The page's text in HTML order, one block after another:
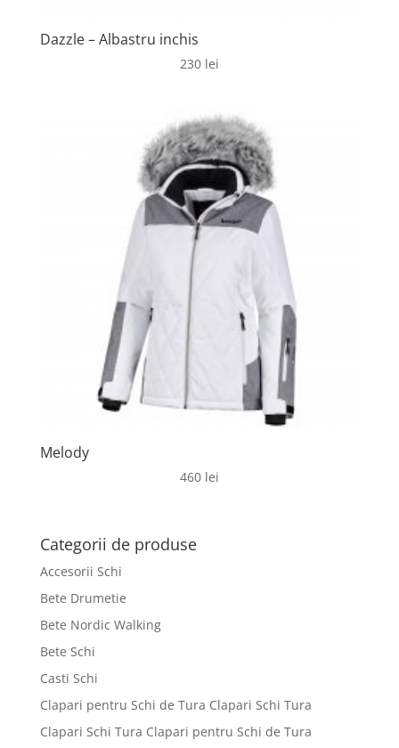
Dazzle – Albastru inchis
230 lei
Melody
460 lei
Categorii de produse
Accesorii Schi
Bete Drumetie
Bete Nordic Walking
Bete Schi
Casti Schi
Clapari pentru Schi de Tura Clapari Schi Tura
Clapari Schi Tura Clapari pentru Schi de Tura